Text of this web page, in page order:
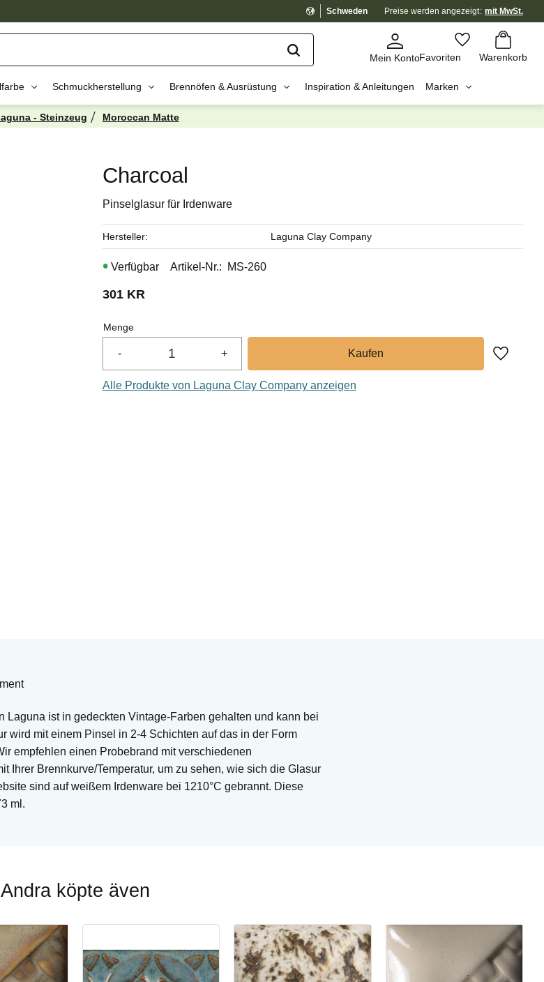
Schweden Preise werden angezeigt mit MwSt.
Mein KontoFavoriten Warenkorb
Favoriten
Warenkorb
Schmuckherstellung Brennöfen & Ausrüstung Inspiration & Anleitungen Marken
- Steinzeug Moroccan Matte
Charcoal
Pinselglasur für Irdenware
301KR
Menge
+
-
Zu
Artikel-Nr. MS-260
Hersteller Laguna Clay Company
Alle Produkte von Laguna Clay Company anzeigen
Laguna ist in gedeckten Vintage-Farben gehalten und kann bei
wird mit einem Pinsel in 2-4 Schichten auf das in der Form
empfehlen einen Probebrand mit verschiedenen
Ihrer Brennkurve/Temperatur, um zu sehen, wie sich die Glasur
sind auf weißem Irdenware bei 1210°C gebrannt. Diese
ml.
Andra köpte även